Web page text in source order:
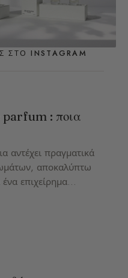
INSTAGRAM
: ποια
αντέχει πραγματικά
αποκαλύπτω
επιχείρημα…